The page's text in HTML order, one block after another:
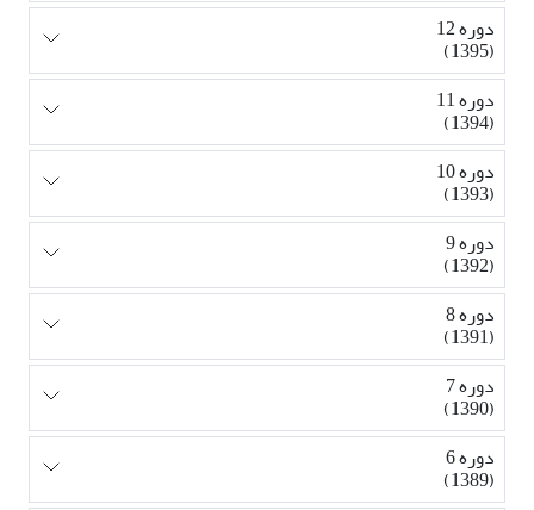
دوره 12
(1395)
دوره 11
(1394)
دوره 10
(1393)
دوره 9
(1392)
دوره 8
(1391)
دوره 7
(1390)
دوره 6
(1389)